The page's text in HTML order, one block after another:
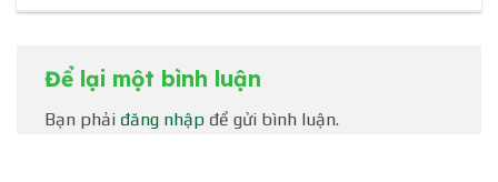
Để lại một bình luận
Bạn phải đăng nhập để gửi bình luận.